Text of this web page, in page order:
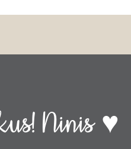
Ninis ♥